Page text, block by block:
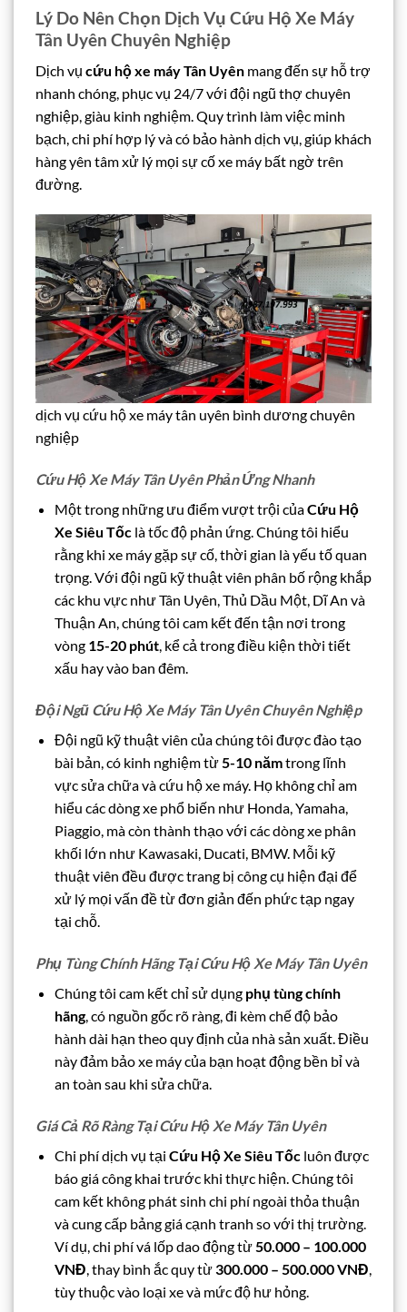
Lý Do Nên Chọn Dịch Vụ Cứu Hộ Xe Máy
Tân Uyên Chuyên Nghiệp
Dịch vụ cứu hộ xe máy Tân Uyên mang đến sự hỗ trợ
nhanh chóng, phục vụ 24/7 với đội ngũ thợ chuyên
nghiệp, giàu kinh nghiệm. Quy trình làm việc minh
bạch, chi phí hợp lý và có bảo hành dịch vụ, giúp khách
hàng yên tâm xử lý mọi sự cố xe máy bất ngờ trên
đường.
dịch vụ cứu hộ xe máy tân uyên bình dương chuyên
nghiệp
Cứu Hộ Xe Máy Tân Uyên Phản Ứng Nhanh
Một trong những ưu điểm vượt trội củaCứu Hộ
Xe Siêu Tốclà tốc độ phản ứng. Chúng tôi hiểu
rằng khi xe máy gặp sự cố, thời gian là yếu tố quan
trọng. Với đội ngũ kỹ thuật viên phân bố rộng khắp
các khu vực như Tân Uyên, Thủ Dầu Một, Dĩ An và
Thuận An, chúng tôi cam kết đến tận nơi trong
vòng 15-20 phút, kể cả trong điều kiện thời tiết
xấu hay vào ban đêm.
Đội Ngũ Cứu Hộ Xe Máy Tân Uyên Chuyên Nghiệp
Đội ngũ kỹ thuật viên của chúng tôi được đào tạo
bài bản, có kinh nghiệm từ5-10 nămtrong lĩnh
vực sửa chữa và cứu hộ xe máy. Họ không chỉ am
hiểu các dòng xe phổ biến như Honda, Yamaha,
Piaggio, mà còn thành thạo với các dòng xe phân
khối lớn như Kawasaki, Ducati, BMW. Mỗi kỹ
thuật viên đều được trang bị công cụ hiện đại để
xử lý mọi vấn đề từ đơn giản đến phức tạp ngay
tại chỗ.
Phụ Tùng Chính Hãng Tại Cứu Hộ Xe Máy Tân Uyên
Chúng tôi cam kết chỉ sử dụng phụ tùng chính
hãng, có nguồn gốc rõ ràng, đi kèm chế độ bảo
hành dài hạn theo quy định của nhà sản xuất. Điều
này đảm bảo xe máy của bạn hoạt động bền bỉ và
an toàn sau khi sửa chữa.
Giá Cả Rõ Ràng Tại Cứu Hộ Xe Máy Tân Uyên
Chi phí dịch vụ tại Cứu Hộ Xe Siêu Tốcluôn được
báo giá công khai trước khi thực hiện. Chúng tôi
cam kết không phát sinh chi phí ngoài thỏa thuận
và cung cấp bảng giá cạnh tranh so với thị trường.
Ví dụ, chi phí vá lốp dao động từ 50.000 – 100.000
VNĐ , thay bình ắc quy từ300.000 – 500.000 VNĐ
tùy thuộc vào loại xe và mức độ hư hỏng.